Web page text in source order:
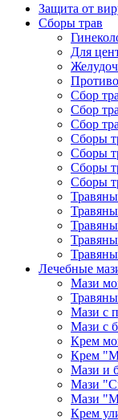
Защита от
Сборы трав
Для
Сбор
Сбор
Сбор
Сборы
Сборы
Сборы
Сборы
Лечебные
Мази
Мази с
Мази с
Крем
Крем
Мази и
Мази
Мази
Крем